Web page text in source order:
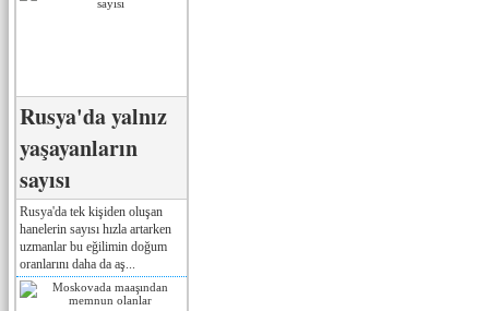
Rusya'da yalnız
yaşayanların
sayısı
Rusya'da tek kişiden oluşan
hanelerin sayısı hızla artarken
uzmanlar bu eğilimin doğum
oranlarını daha da aş...